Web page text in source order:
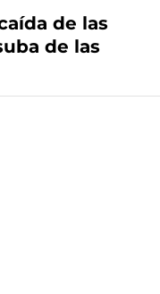
de las
de las